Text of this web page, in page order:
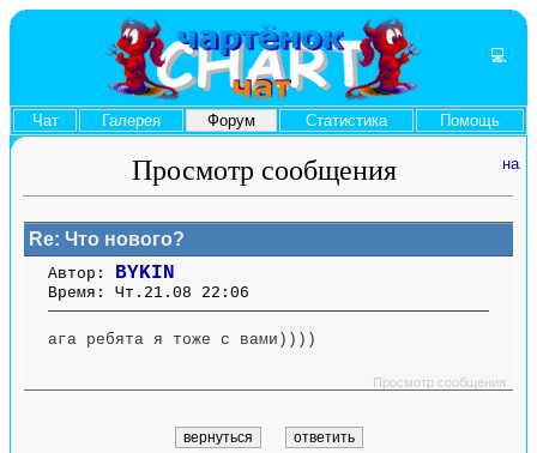
💻
Чат Галерея Форум Статистика Помощь
Просмотр сообщения
Re: Что нового?
Автор: BYKIN
Время: Чт.21.08 22:06
ага ребята я тоже с вами))))
Просмотр сообщения